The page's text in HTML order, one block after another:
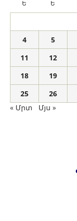
Ե Ե
4
5
11
12
18
19
25
26
« Մրտ
Մյս »